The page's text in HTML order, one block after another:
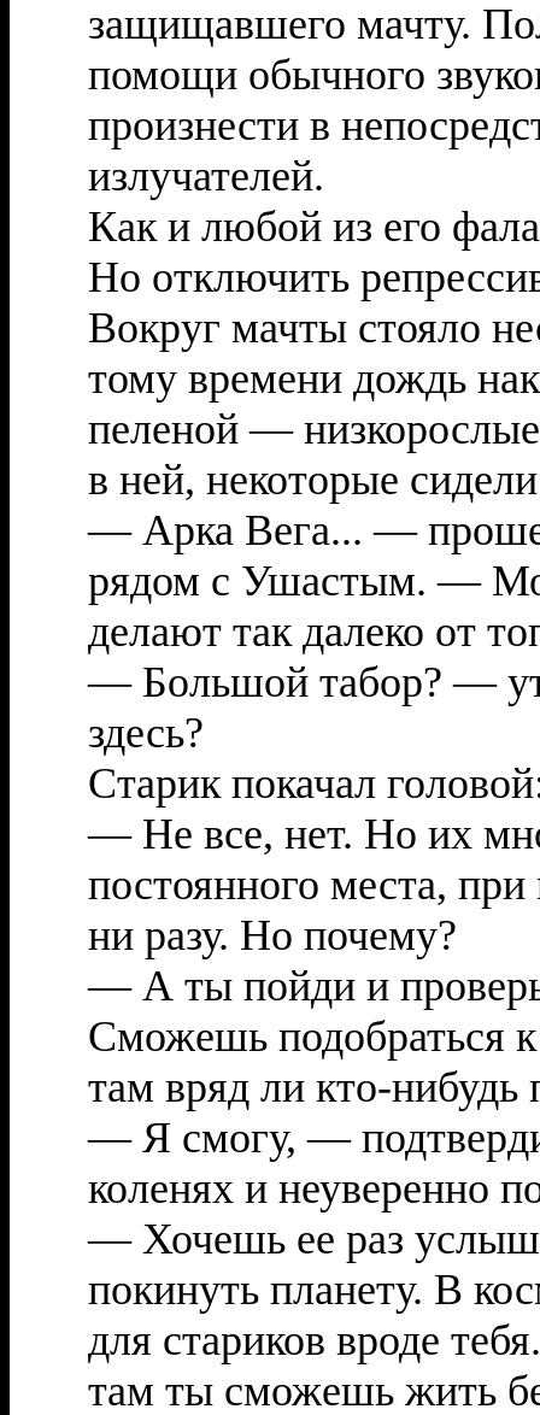
защищавшего мачту.
помощи обычного
произнести в
излучателей.
Как и любой из его
Но отключить
Вокруг мачты стояло
тому времени дождь
пеленой —
в ней, некоторые
— Арка Вега... —
рядом с Ушастым. —
делают так далеко от
— Большой табор? —
здесь?
Старик покачал
— Не все, нет. Но их
постоянного места,
ни разу. Но почему?
— А ты пойди и
Сможешь подобраться
там вряд ли кто-нибудь
— Я смогу, —
коленях и неуверенно
— Хочешь ее раз
покинуть планету. В
для стариков вроде
там ты сможешь жить